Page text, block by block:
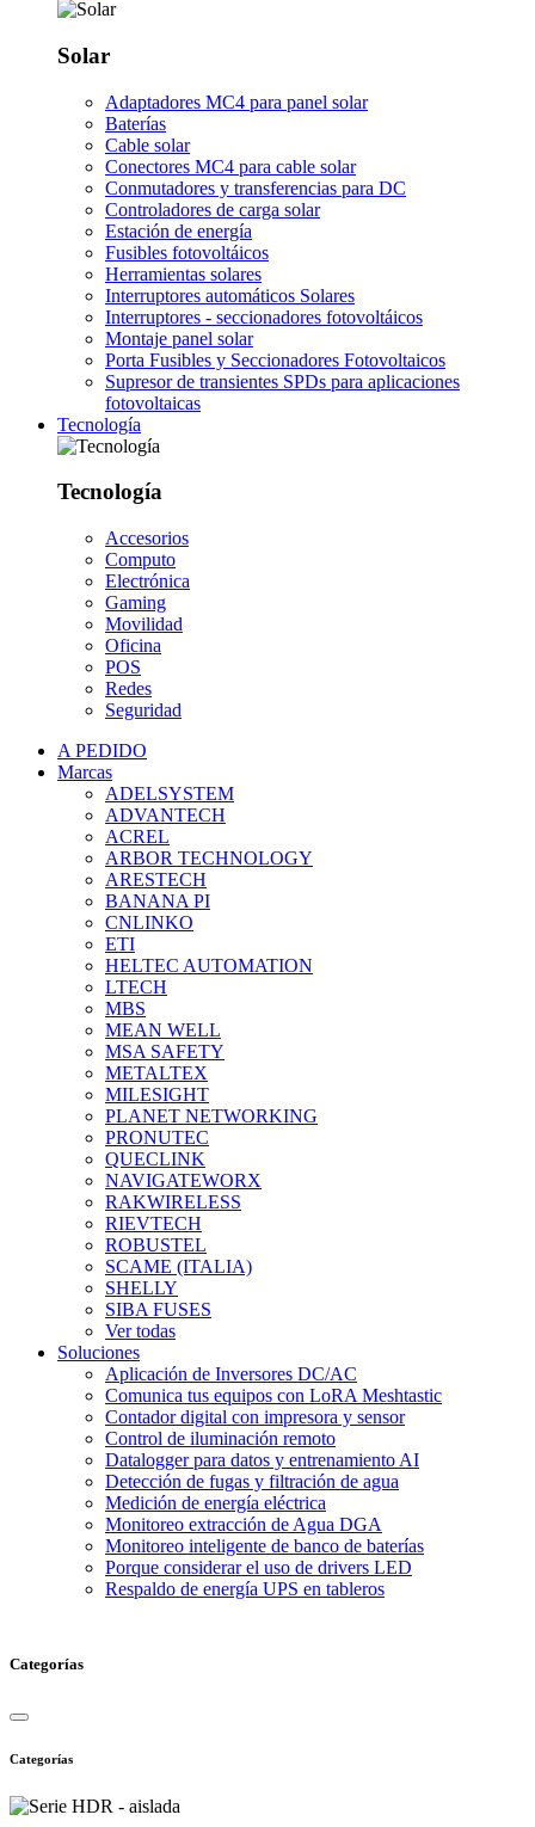
Solar
Adaptadores MC4 para panel solar
Baterías
Cable solar
Conectores MC4 para cable solar
Conmutadores y transferencias para DC
Controladores de carga solar
Estación de energía
Fusibles fotovoltáicos
Herramientas solares
Interruptores automáticos Solares
Interruptores - seccionadores fotovoltáicos
Montaje panel solar
Porta Fusibles y Seccionadores Fotovoltaicos
Supresor de transientes SPDs para aplicaciones
fotovoltaicas
Tecnología
Tecnología
Accesorios
Computo
Electrónica
Gaming
Movilidad
Oficina
POS
Redes
Seguridad
A PEDIDO
Marcas
ADELSYSTEM
ADVANTECH
ACREL
ARBOR TECHNOLOGY
ARESTECH
BANANA PI
CNLINKO
ETI
HELTEC AUTOMATION
LTECH
MBS
MEAN WELL
MSA SAFETY
METALTEX
MILESIGHT
PLANET NETWORKING
PRONUTEC
QUECLINK
NAVIGATEWORX
RAKWIRELESS
RIEVTECH
ROBUSTEL
SCAME (ITALIA)
SHELLY
SIBA FUSES
Ver todas
Soluciones
Aplicación de Inversores DC/AC
Comunica tus equipos con LoRA Meshtastic
Contador digital con impresora y sensor
Control de iluminación remoto
Datalogger para datos y entrenamiento AI
Detección de fugas y filtración de agua
Medición de energía eléctrica
Monitoreo extracción de Agua DGA
Monitoreo inteligente de banco de baterías
Porque considerar el uso de drivers LED
Respaldo de energía UPS en tableros
Categorías
Categorías